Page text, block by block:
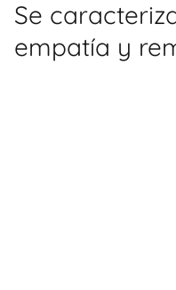
Se
empatía y